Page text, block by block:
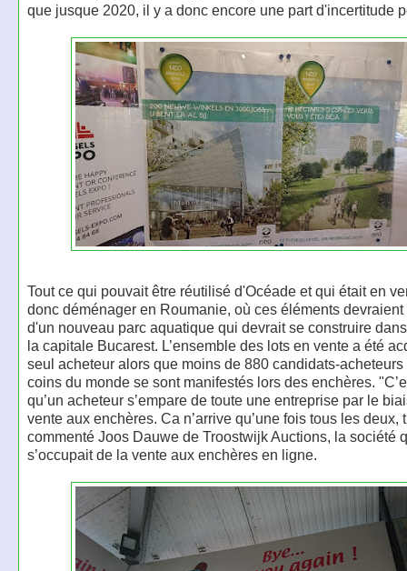
que jusque 2020, il y a donc encore une part d'incertitude
Tout ce qui pouvait être réutilisé d'Océade et qui était en
donc déménager en Roumanie, où ces éléments devraient
d'un nouveau parc aquatique qui devrait se construire
la capitale Bucarest. L’ensemble des lots en vente a été
seul acheteur alors que moins de 880 candidats-
coins du monde se sont manifestés lors des enchères.
qu’un acheteur s’empare de toute une entreprise par le
vente aux enchères. Ca n’arrive qu’une fois tous les deux,
commenté Joos Dauwe de Troostwijk Auctions, la société
s’occupait de la vente aux enchères en ligne.